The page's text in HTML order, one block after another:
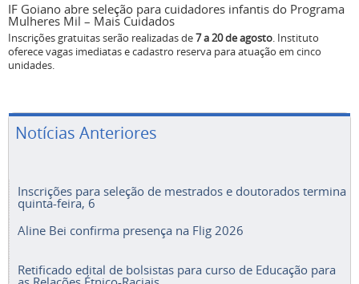
IF Goiano abre seleção para cuidadores infantis do Programa
Mulheres Mil – Mais Cuidados
Inscrições gratuitas serão realizadas de7 a 20 de agosto. Instituto
oferece vagas imediatas e cadastro reserva para atuação em cinco
unidades.
Notícias Anteriores
Inscrições para seleção de mestrados e doutorados termina
quinta-feira, 6
Aline Bei confirma presença na Flig 2026
Retificado edital de bolsistas para curso de Educação para